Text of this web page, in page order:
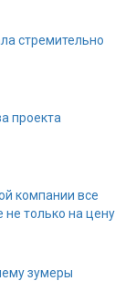
стремительно
проекта
компании все
только на цену
зумеры